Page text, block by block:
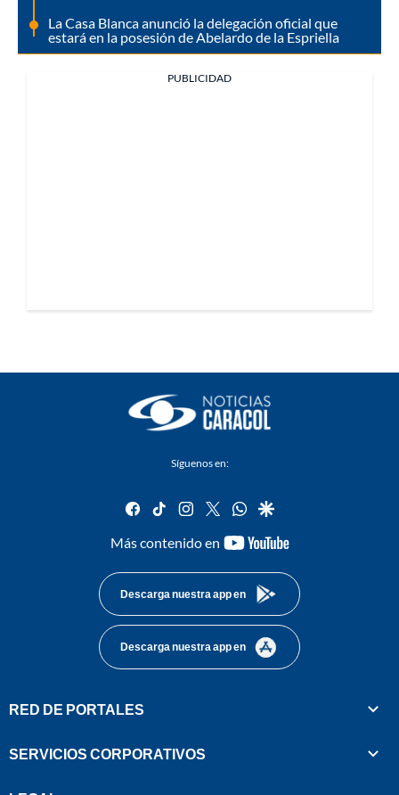
La Casa Blanca anunció la delegación oficial que
estará en la posesión de Abelardo de la Espriella
PUBLICIDAD
Síguenos en:
facebook
tiktok instagram
twitterwhatsapp
google
Más contenido en
youtube-
Descarga nuestra app en
Descarga nuestra app en
RED DE PORTALES
SERVICIOS CORPORATIVOS